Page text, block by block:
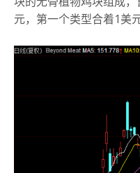
元，第一个类型合着1美